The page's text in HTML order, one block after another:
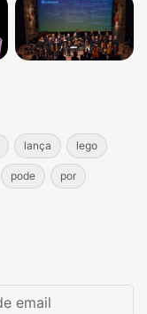
lança lego
pode por